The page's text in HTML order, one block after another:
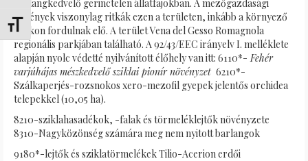
Alternar tamaño de letra
barlangkedvelő gerinctelen állatfajokban. A mezőgazdasági
növények viszonylag ritkák ezen a területen, inkább a környező
tájakon fordulnak elő. A terület Vena del Gesso Romagnola
regionális parkjában található. A 92/43/EEC irányelv I. melléklete
alapján nyolc védetté nyilvánított élőhely van itt: 6110*- Fehér
varjúhájas mészkedvelő sziklai pionír növényzet 6210*-
Szálkaperjés-rozsnokos xero-mezofil gyepek jelentős orchidea
telepekkel (10,05 ha).
8210-sziklahasadékok, -falak és törmeléklejtők növényzete
8310-Nagyközönség számára meg nem nyitott barlangok
9180*-lejtők és sziklatörmelékek Tilio-Acerion erdői